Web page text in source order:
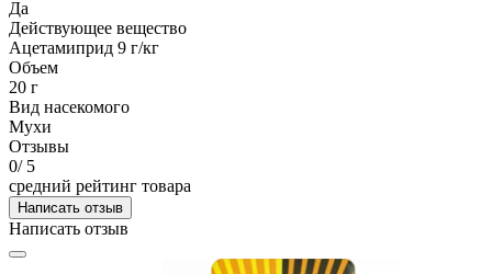
Да
Действующее вещество
Ацетамиприд 9 г/кг
Объем
20 г
Вид насекомого
Мухи
Отзывы
0/ 5
средний рейтинг товара
Написать отзыв
Написать отзыв